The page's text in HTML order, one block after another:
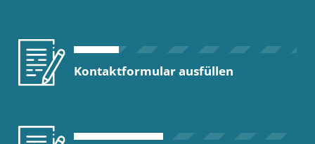
Kontaktformular ausfüllen